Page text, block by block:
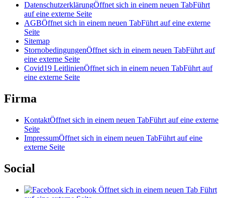
DatenschutzerklärungÖffnet sich in einem neuen TabFührt
auf eine externe Seite
AGBÖffnet sich in einem neuen TabFührt auf eine externe
Seite
Sitemap
StornobedingungenÖffnet sich in einem neuen TabFührt auf
eine externe Seite
Covid19 LeitlinienÖffnet sich in einem neuen TabFührt auf
eine externe Seite
Firma
KontaktÖffnet sich in einem neuen TabFührt auf eine externe
Seite
ImpressumÖffnet sich in einem neuen TabFührt auf eine
externe Seite
Social
Facebook Öffnet sich in einem neuen Tab Führt